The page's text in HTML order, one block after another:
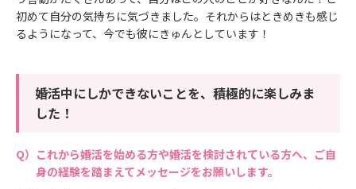
初めて自分の気持ちに気づきました。それからはときめきも感じ
るようになって、今でも彼にきゅんとしています！
婚活中にしかできないことを、積極的に楽しみま
した！
これから婚活を始める方や婚活を検討されている方へ、ご自
身の経験を踏まえてメッセージをお願いします。